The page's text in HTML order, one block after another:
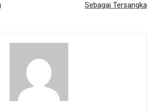
Sebagai Tersangka